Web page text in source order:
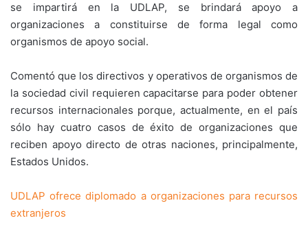
se impartirá en la UDLAP, se brindará apoyo a
organizaciones a constituirse de forma legal como
organismos de apoyo social.
Comentó que los directivos y operativos de organismos de
la sociedad civil requieren capacitarse para poder obtener
recursos internacionales porque, actualmente, en el país
sólo hay cuatro casos de éxito de organizaciones que
reciben apoyo directo de otras naciones, principalmente,
Estados Unidos.
UDLAP ofrece diplomado a organizaciones para recursos
extranjeros